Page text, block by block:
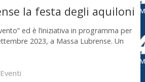
la festa degli aquiloni
ed è l’iniziativa in programma per
2023, a Massa Lubrense. Un
Eventi